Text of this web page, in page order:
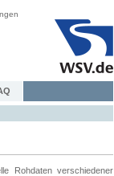
Rohdaten verschiedener